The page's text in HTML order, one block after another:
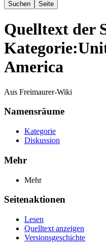
Quelltext der
America
Aus Freimaurer-Wiki
Namensräume
Kategorie
Diskussion
Mehr
Mehr
Seitenaktionen
Lesen
Quelltext anzeigen
Versionsgeschichte